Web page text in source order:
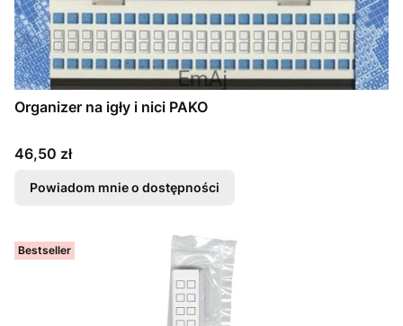
Organizer na igły i nici PAKO
Cena
46,50 zł
Powiadom mnie o dostępności
Bestseller